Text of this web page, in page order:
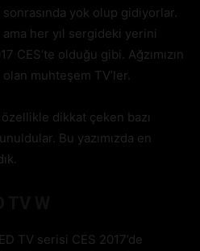
yok olup gidiyorlar.
her yıl sergideki yerini
CES’te olduğu gibi. Ağzımızın
muhteşem TV’ler.
özellikle dikkat çeken bazı
Bu yazımızda en
TV serisi CES 2017’de